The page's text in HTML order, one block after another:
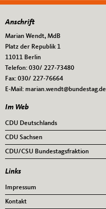
Fußbereich
Anschrift
Marian Wendt, MdB
Platz der Republik 1
11011 Berlin
Telefon: 030/ 227-73480
Fax: 030/ 227-76664
E-Mail: marian.wendt@bundestag.de
Im Web
CDU Deutschlands
CDU Sachsen
CDU/CSU Bundestagsfraktion
Links
Impressum
Kontakt